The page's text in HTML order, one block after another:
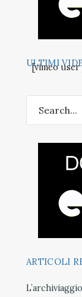
ULTIMI
[vimeo user
ARTICOLI